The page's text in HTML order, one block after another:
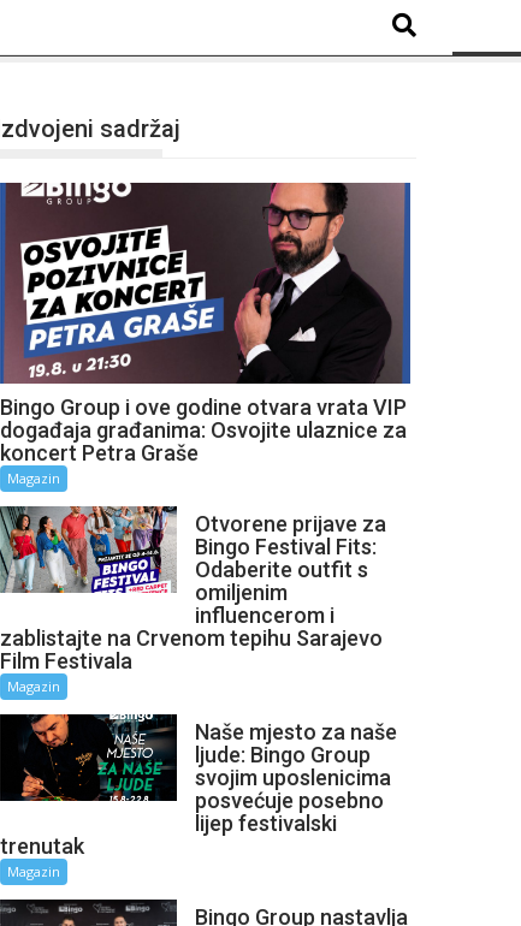
sadržaj
Bingo Group i ove godine otvara vrata VIP
događaja građanima: Osvojite ulaznice za
koncert Petra Graše
Magazin
Otvorene prijave za
Bingo Festival Fits:
Odaberite outfit s
omiljenim
influencerom i
zablistajte na Crvenom tepihu Sarajevo
Film Festivala
Magazin
Naše mjesto za naše
ljude: Bingo Group
svojim uposlenicima
posvećuje posebno
lijep festivalski
trenutak
Magazin
Bingo Group nastavlja